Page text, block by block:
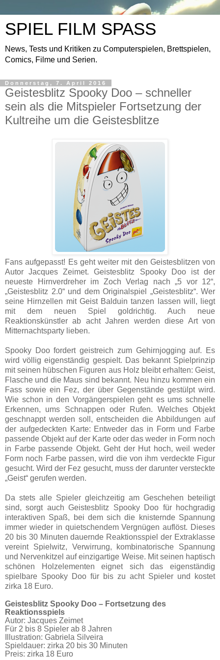
SPIEL FILM SPASS
News, Tests und Kritiken zu Computerspielen, Brettspielen,
Comics, Filme und Serien.
Donnerstag, 7. April 2016
Geistesblitz Spooky Doo – schneller
sein als die Mitspieler Fortsetzung der
Kultreihe um die Geistesblitze
Fans aufgepasst! Es geht weiter mit den Geistesblitzen von
Autor Jacques Zeimet. Geistesblitz Spooky Doo ist der
neueste Hirnverdreher im Zoch Verlag nach „5 vor 12“,
„Geistesblitz 2.0“ und dem Originalspiel „Geistesblitz“. Wer
seine Hirnzellen mit Geist Balduin tanzen lassen will, liegt
mit dem neuen Spiel goldrichtig. Auch neue
Reaktionskünstler ab acht Jahren werden diese Art von
Mitternachtsparty lieben.
Spooky Doo fordert geistreich zum Gehirnjogging auf. Es
wird völlig eigenständig gespielt. Das bekannt Spielprinzip
mit seinen hübschen Figuren aus Holz bleibt erhalten: Geist,
Flasche und die Maus sind bekannt. Neu hinzu kommen ein
Fass sowie ein Fez, der über Gegenstände gestülpt wird.
Wie schon in den Vorgängerspielen geht es ums schnelle
Erkennen, ums Schnappen oder Rufen. Welches Objekt
geschnappt werden soll, entscheiden die Abbildungen auf
der aufgedeckten Karte: Entweder das in Form und Farbe
passende Objekt auf der Karte oder das weder in Form noch
in Farbe passende Objekt. Geht der Hut hoch, weil weder
Form noch Farbe passen, wird die von ihm verdeckte Figur
gesucht. Wird der Fez gesucht, muss der darunter versteckte
„Geist“ gerufen werden.
Da stets alle Spieler gleichzeitig am Geschehen beteiligt
sind, sorgt auch Geistesblitz Spooky Doo für hochgradig
interaktiven Spaß, bei dem sich die knisternde Spannung
immer wieder in quietschendem Vergnügen auflöst. Dieses
20 bis 30 Minuten dauernde Reaktionsspiel der Extraklasse
vereint Spielwitz, Verwirrung, kombinatorische Spannung
und Nervenkitzel auf einzigartige Weise. Mit seinen haptisch
schönen Holzelementen eignet sich das eigenständig
spielbare Spooky Doo für bis zu acht Spieler und kostet
zirka 18 Euro.
Geistesblitz Spooky Doo – Fortsetzung des
Reaktionsspiels
Autor: Jacques Zeimet
Für 2 bis 8 Spieler ab 8 Jahren
Illustration: Gabriela Silveira
Spieldauer: zirka 20 bis 30 Minuten
Preis: zirka 18 Euro